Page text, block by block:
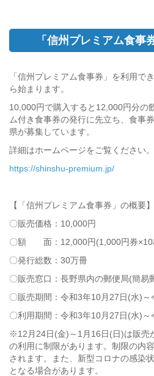
「信州プレミアム食事
「信州プレミアム食事券」を利用で
ら始まります。
10,000円で購入すると12,000円分の
ム付き食事券の発行に先立ち、食事
県が募集しています。
詳細はホームページをご覧ください。
https://shinshu-premium.jp/
【「信州プレミアム食事券」の概要】
〇販売価格：10,000円
〇額 面：12,000円(1,000円券×10
〇発行総数：30万冊
〇販売窓口：長野県内の郵便局(簡易
〇販売期間：令和3年10月27日(水)
〇利用期間：令和3年10月27日(水)
※12月24日(金)～1月16日(日)は販売
の利用に制限があります。制限の内
されます。また、新型コロナの感染
となる場合があります。